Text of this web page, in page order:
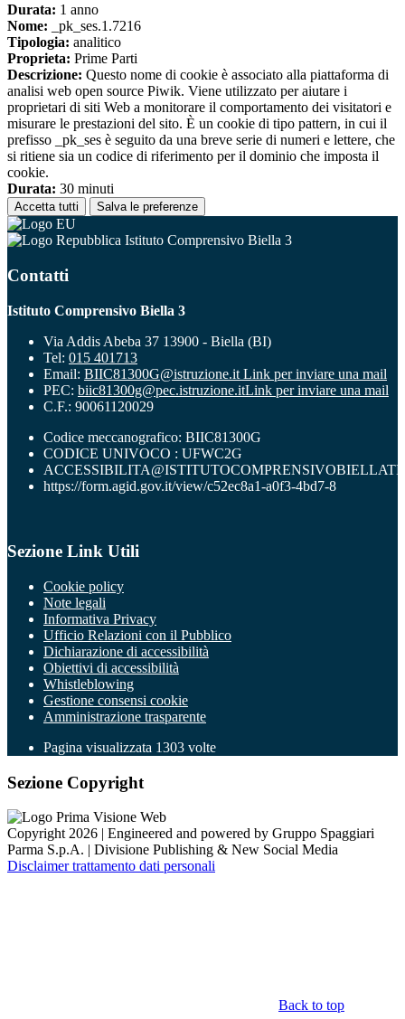
Durata: 1 anno
Nome: _pk_ses.1.7216
Tipologia: analitico
Proprieta: Prime Parti
Descrizione: Questo nome di cookie è associato alla piattaforma di
analisi web open source Piwik. Viene utilizzato per aiutare i
proprietari di siti Web a monitorare il comportamento dei visitatori e
misurare le prestazioni del sito. È un cookie di tipo pattern, in cui il
prefisso _pk_ses è seguito da una breve serie di numeri e lettere, che
si ritiene sia un codice di riferimento per il dominio che imposta il
cookie.
Durata: 30 minuti
Accetta tutti Salva le preferenze
Istituto Comprensivo Biella 3
Contatti
Istituto Comprensivo Biella 3
Via Addis Abeba 37 13900 - Biella (BI)
Tel: 015 401713
Email: BIIC81300G@istruzione.it Link per inviare una mail
PEC: biic81300g@pec.istruzione.itLink per inviare una mail
C.F.: 90061120029
Codice meccanografico: BIIC81300G
CODICE UNIVOCO : UFWC2G
https://form.agid.gov.it/view/c52ec8a1-a0f3-4bd7-8
Sezione Link Utili
Cookie policy
Note legali
Informativa Privacy
Ufficio Relazioni con il Pubblico
Dichiarazione di accessibilità
Obiettivi di accessibilità
Whistleblowing
Gestione consensi cookie
Amministrazione trasparente
Pagina visualizzata 1303 volte
Sezione Copyright
Copyright 2026 | Engineered and powered by Gruppo Spaggiari
Parma S.p.A. | Divisione Publishing & New Social Media
Disclaimer trattamento dati personali
Back to top